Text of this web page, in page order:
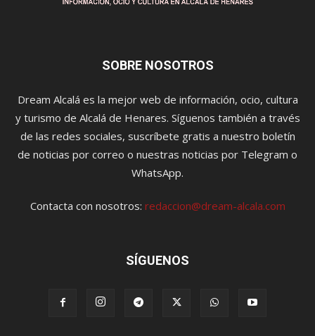
SOBRE NOSOTROS
Dream Alcalá es la mejor web de información, ocio, cultura
y turismo de Alcalá de Henares. Síguenos también a través
de las redes sociales, suscríbete gratis a nuestro boletín
de noticias por correo o nuestras noticias por Telegram o
WhatsApp.
Contacta con nosotros: redaccion@dream-alcala.com
SÍGUENOS